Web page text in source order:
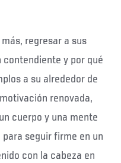
regresar a sus
y por qué
a su alrededor de
renovada,
cuerpo y una mente
seguir firme en un
con la cabeza en